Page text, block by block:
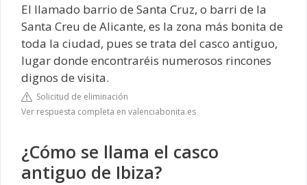
El llamado barrio de Santa Cruz, o barri de la
Santa Creu de Alicante, es la zona más bonita de
toda la ciudad, pues se trata del casco antiguo,
lugar donde encontraréis numerosos rincones
dignos de visita.
Solicitud de eliminación
Ver respuesta completa en valenciabonita.es
¿Cómo se llama el casco
antiguo de Ibiza?